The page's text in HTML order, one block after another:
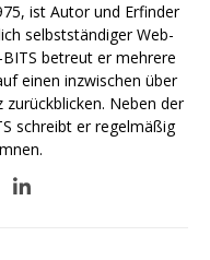
ist Autor und Erfinder
selbstständiger Web-
betreut er mehrere
einen inzwischen über
Neben der
schreibt er regelmäßig